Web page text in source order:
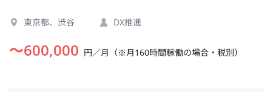
東京都、渋谷 DX推進
〜600,000 円／月（※月160時間稼働の場合・税別）